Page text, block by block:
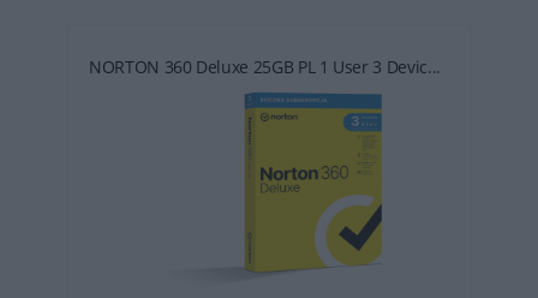
NORTON 360 Deluxe 25GB PL 1 User 3 Devic...